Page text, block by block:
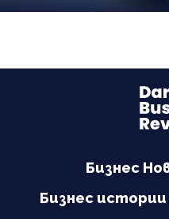
Бизнес
Бизнес истории